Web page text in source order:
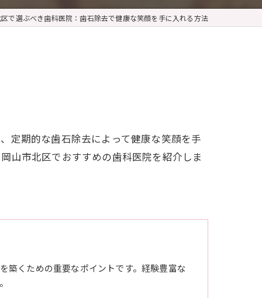
で選ぶべき歯科医院：歯石除去で健康な笑顔を手に入れる方法
定期的な歯石除去によって健康な笑顔を手
山市北区でおすすめの歯科医院を紹介しま
築くための重要なポイントです。経験豊富な